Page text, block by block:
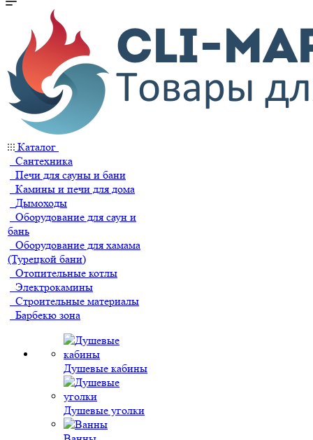
Каталог
Сантехника
Печи для сауны и бани
Камины и печи для дома
Дымоходы
Оборудование для саун и
бань
Оборудование для хамама
(Турецкой бани)
Отопительные котлы
Электрокамины
Строительные материалы
Барбекю зона
Душевые кабины
Душевые уголки